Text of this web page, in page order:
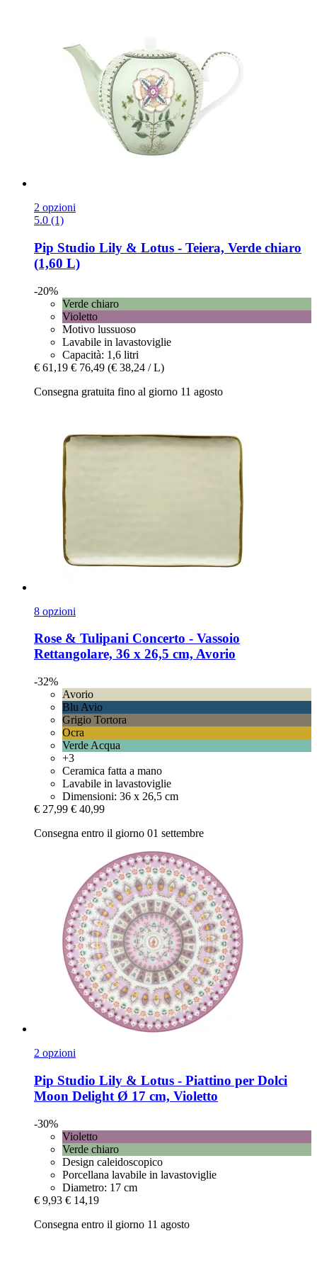
2 opzioni
5.0 (1)
Pip Studio Lily & Lotus -​ Teiera, Verde chiaro
(1,60 L)
-20%
Verde chiaro
Violetto
Motivo lussuoso
Lavabile in lavastoviglie
Capacità: 1,6 litri
€ 61,19 € 76,49 (€ 38,24 / L)
Consegna gratuita fino al giorno 11 agosto
8 opzioni
Rose & Tulipani Concerto -​ Vassoio
Rettangolare, 36 x 26,5 cm, Avorio
-32%
Avorio
Blu Avio
Grigio Tortora
Ocra
Verde Acqua
+3
Ceramica fatta a mano
Lavabile in lavastoviglie
Dimensioni: 36 x 26,5 cm
€ 27,99 € 40,99
Consegna entro il giorno 01 settembre
2 opzioni
Pip Studio Lily & Lotus -​ Piattino per Dolci
Moon Delight Ø 17 cm, Violetto
-30%
Violetto
Verde chiaro
Design caleidoscopico
Porcellana lavabile in lavastoviglie
Diametro: 17 cm
€ 9,93 € 14,19
Consegna entro il giorno 11 agosto